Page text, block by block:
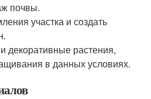
почвы.
участка и создать
декоративные растения,
в данных условиях.